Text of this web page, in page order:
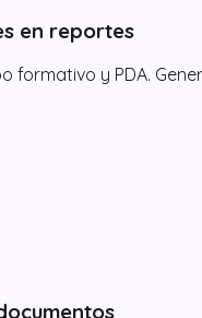
en reportes
formativo y PDA.